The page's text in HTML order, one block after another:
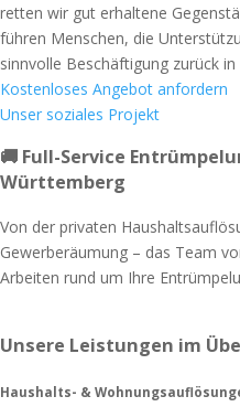
retten wir gut erhaltene
führen Menschen, die
sinnvolle Beschäftigung zurück
Kostenloses Angebot anfordern
Unser soziales Projekt
🚚 Full-Service
Württemberg
Von der privaten
Gewerberäumung – das Team
Arbeiten rund um Ihre
Unsere Leistungen im
Haushalts- &